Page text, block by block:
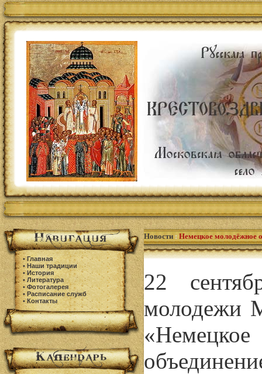
•Главная
•Наши традиции
•История
•Литература
•Фотогалерея
•Расписание служб
•Контакты
Новости : Немецкое молодёжное
22
молодежи